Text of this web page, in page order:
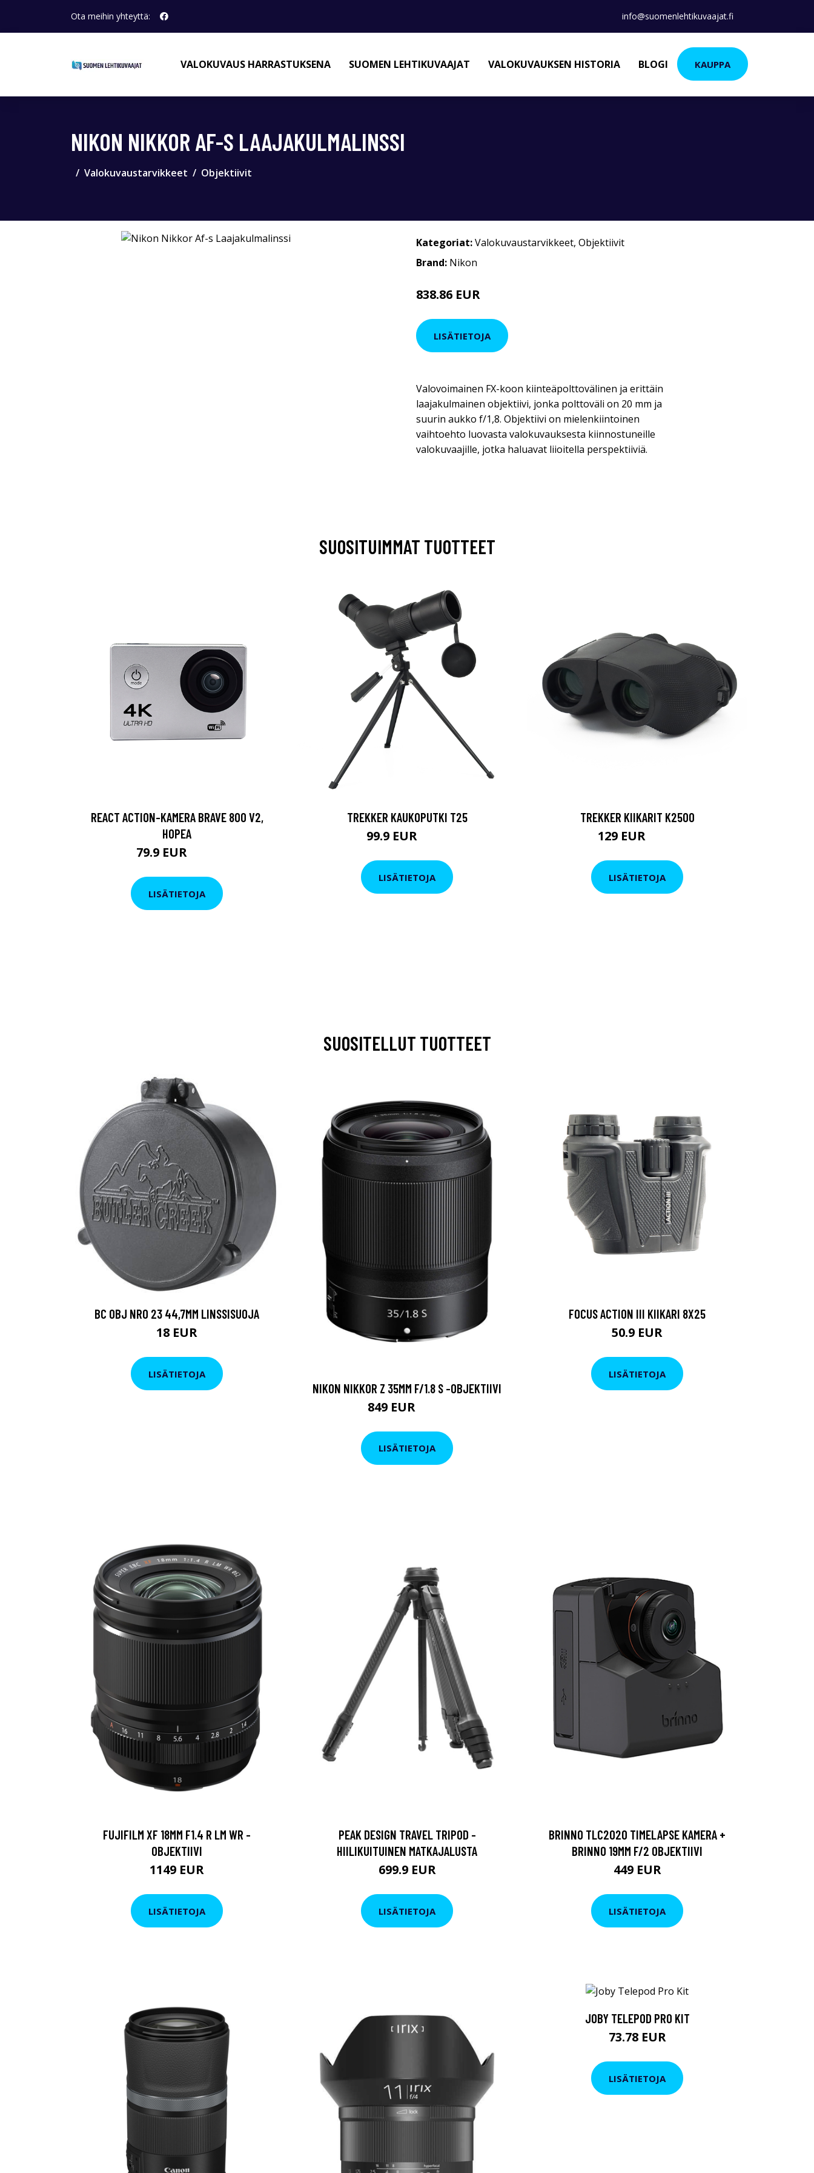
Ota meihin yhteyttä: info@suomenlehtikuvaajat.fi
VALOKUVAUS HARRASTUKSENA SUOMEN LEHTIKUVAAJAT VALOKUVAUKSEN HISTORIA BLOGI KAUPPA
NIKON NIKKOR AF-S LAAJAKULMALINSSI
Valokuvaustarvikkeet Objektiivit
Kategoriat:Valokuvaustarvikkeet, Objektiivit
Brand: Nikon
838.86 EUR
LISÄTIETOJA
Valovoimainen FX-koon kiinteäpolttovälinen ja erittäin
laajakulmainen objektiivi, jonka polttoväli on 20 mm ja
suurin aukko f/1,8. Objektiivi on mielenkiintoinen
vaihtoehto luovasta valokuvauksesta kiinnostuneille
valokuvaajille, jotka haluavat liioitella perspektiiviä.
SUOSITUIMMAT TUOTTEET
REACT ACTION-KAMERA BRAVE 800 V2,
HOPEA
79.9 EUR
LISÄTIETOJA
TREKKER KAUKOPUTKI T25
99.9 EUR
LISÄTIETOJA
TREKKER KIIKARIT K2500
129 EUR
LISÄTIETOJA
SUOSITELLUT TUOTTEET
BC OBJ NRO 23 44,7MM LINSSISUOJA
18 EUR
LISÄTIETOJA
NIKON NIKKOR Z 35MM F/1.8 S -OBJEKTIIVI
849 EUR
LISÄTIETOJA
FOCUS ACTION III KIIKARI 8X25
50.9 EUR
LISÄTIETOJA
FUJIFILM XF 18MM F1.4 R LM WR -
OBJEKTIIVI
1149 EUR
LISÄTIETOJA
PEAK DESIGN TRAVEL TRIPOD -
HIILIKUITUINEN MATKAJALUSTA
699.9 EUR
LISÄTIETOJA
BRINNO TLC2020 TIMELAPSE KAMERA +
BRINNO 19MM F/2 OBJEKTIIVI
449 EUR
LISÄTIETOJA
JOBY TELEPOD PRO KIT
73.78 EUR
LISÄTIETOJA